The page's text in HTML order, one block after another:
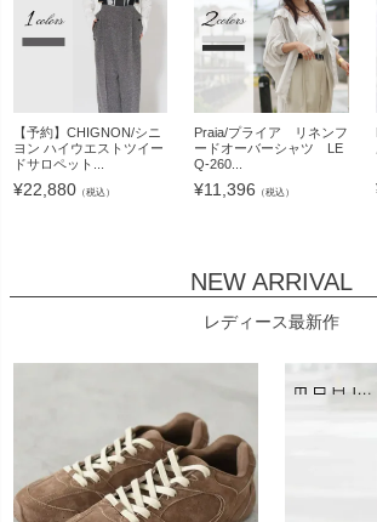
【予約】CHIGNON/シニ
ヨン ハイウエストツイー
ドサロペット...
¥22,880 （税込）
Praia/プライア リネンフ
ードオーバーシャツ LE
Q-260...
¥11,396 （税込）
NEW ARRIVAL
レディース最新作